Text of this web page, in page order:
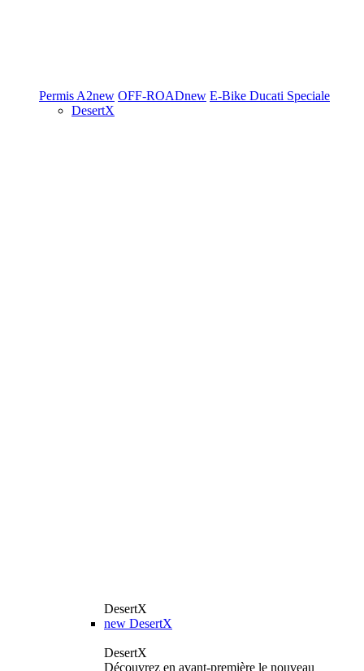
Permis A2new OFF-ROADnew E-Bike Ducati Speciale
DesertX
DesertX
new DesertX
DesertX
Découvrez en avant-première le nouveau